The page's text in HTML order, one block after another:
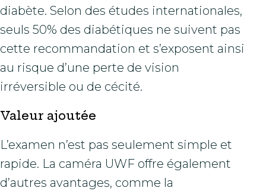
diabète. Selon des études internationales,
seuls 50% des diabétiques ne suivent pas
cette recommandation et s’exposent ainsi
au risque d’une perte de vision
irréversible ou de cécité.
Valeur ajoutée
L’examen n’est pas seulement simple et
rapide. La caméra UWF offre également
d’autres avantages, comme la